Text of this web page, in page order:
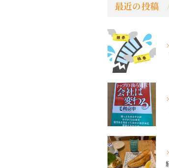
最近の投稿